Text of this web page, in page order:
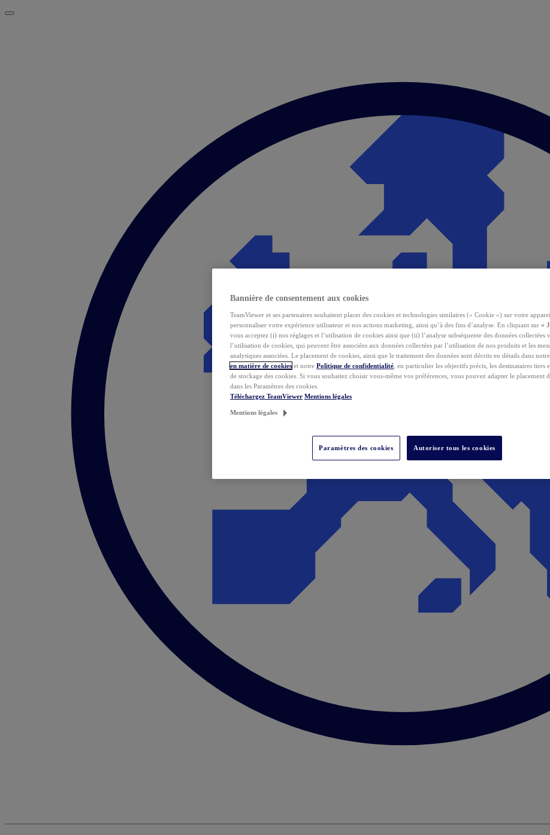
Bannière de consentement aux cookies
TeamViewer et ses partenaires souhaitent placer des cookies et technologies similaires (« Cookie ») sur votre
personnaliser votre expérience utilisateur et nos actions marketing, ainsi qu’à des fins d’analyse. En cliquant sur «
vous acceptez (i) nos réglages et l’utilisation de cookies ainsi que (ii) l’analyse subséquente des données collectées
l’utilisation de cookies, qui peuvent être associées aux données collectées par l’utilisation de nos produits et les
analytiques associées. Le placement de cookies, ainsi que le traitement des données sont décrits en détails dans notre
en matière de cookies et notre Politique de confidentialité , en particulier les objectifs précis, les destinataires tiers
de stockage des cookies. Si vous souhaitez choisir vous-même vos préférences, vous pouvez adapter le placement
dans les Paramètres des cookies.
Téléchargez TeamViewer Mentions légales
Mentions légales
Paramètres des cookies Autoriser tous les cookies